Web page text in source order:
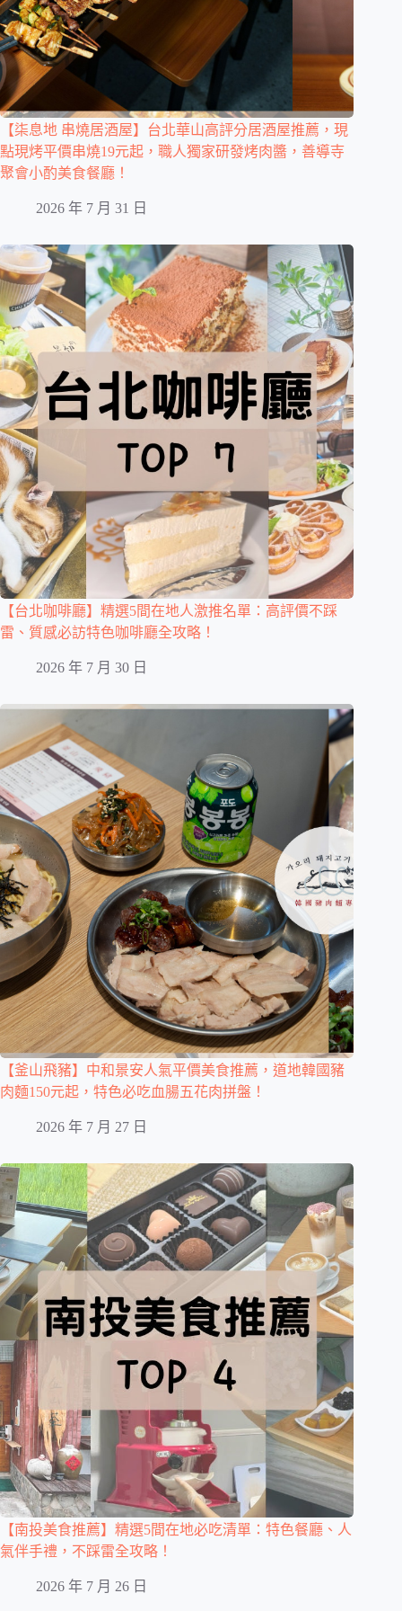
【柒息地 串燒居酒屋】台北華山高評分居酒屋推薦，現
點現烤平價串燒19元起，職人獨家研發烤肉醬，善導寺
聚會小酌美食餐廳！
2026 年 7 月 31 日
【台北咖啡廳】精選5間在地人激推名單：高評價不踩
雷、質感必訪特色咖啡廳全攻略！
2026 年 7 月 30 日
【釜山飛豬】中和景安人氣平價美食推薦，道地韓國豬
肉麵150元起，特色必吃血腸五花肉拼盤！
2026 年 7 月 27 日
【南投美食推薦】精選5間在地必吃清單：特色餐廳、人
氣伴手禮，不踩雷全攻略！
2026 年 7 月 26 日